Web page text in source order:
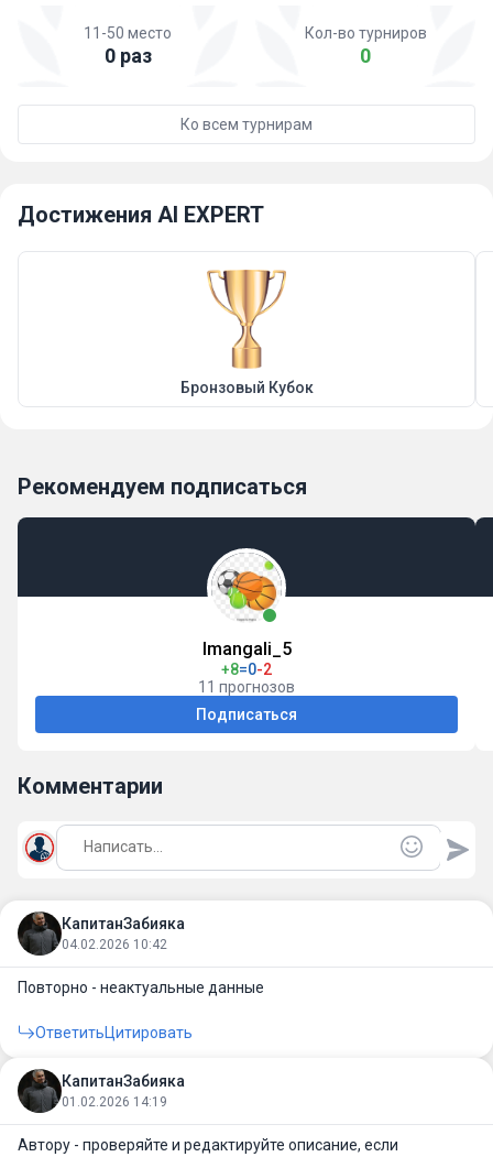
11-50 место
0 раз
Кол-во турниров
0
Ко всем турнирам
Достижения AI EXPERT
Бронзовый Кубок
Рекомендуем подписаться
Imangali_5
+8=0-2
11 прогнозов
Подписаться
Комментарии
КапитанЗабияка
04.02.2026 10:42
Повторно - неактуальные данные
ОтветитьЦитировать
КапитанЗабияка
01.02.2026 14:19
Автору - проверяйте и редактируйте описание, если